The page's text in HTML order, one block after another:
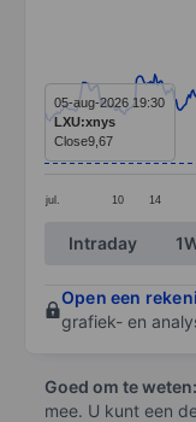
Line chart with
The chart has 1
The chart has
jul. 10 14
05-aug-2026 19:30
LXU:xnys
Close9,67
End of
Intraday
Open een
grafiek- en
Goed om te weten:
mee. U kunt een